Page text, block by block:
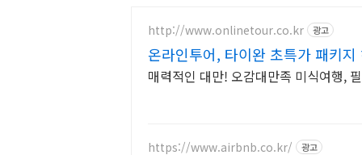
http://www.onlinetour.co.kr 광고
온라인투어, 타이완 초특가 패키
매력적인 대만! 오감대만족 미식여행,
https://www.airbnb.co.kr/ 광고